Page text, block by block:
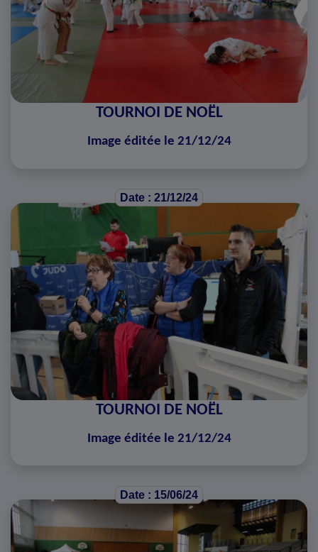
TOURNOI DE NOËL
Image éditée le 21/12/24
Date : 21/12/24
TOURNOI DE NOËL
Image éditée le 21/12/24
Date : 15/06/24